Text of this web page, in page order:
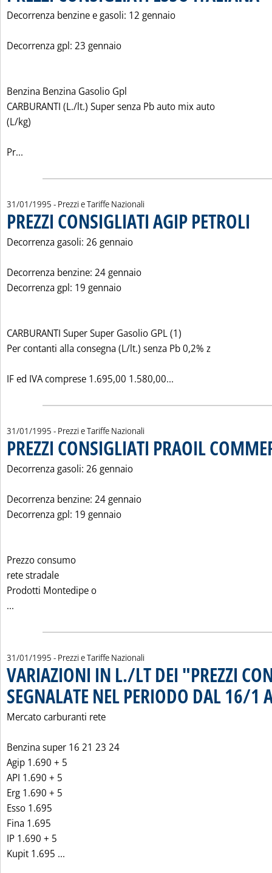
Decorrenza benzine e gasoli: 12 gennaio
Decorrenza gpl: 23 gennaio
Benzina Benzina Gasolio Gpl
CARBURANTI (L./lt.) Super senza Pb auto mix auto
(L/kg)
Pr...
31/01/1995 - Prezzi e Tariffe Nazionali
PREZZI CONSIGLIATI AGIP PETROLI
Decorrenza gasoli: 26 gennaio
Decorrenza benzine: 24 gennaio
Decorrenza gpl: 19 gennaio
CARBURANTI Super Super Gasolio GPL (1)
Per contanti alla consegna (L/lt.) senza Pb 0,2% z
IF ed IVA comprese 1.695,00 1.580,00...
31/01/1995 - Prezzi e Tariffe Nazionali
PREZZI CONSIGLIATI PRAOIL
Decorrenza gasoli: 26 gennaio
Decorrenza benzine: 24 gennaio
Decorrenza gpl: 19 gennaio
Prezzo consumo
rete stradale
Prodotti Montedipe o
...
31/01/1995 - Prezzi e Tariffe Nazionali
VARIAZIONI IN L./LT DEI "PREZZI
SEGNALATE NEL PERIODO DAL 16/1
Mercato carburanti rete
Benzina super 16 21 23 24
Agip 1.690 + 5
API 1.690 + 5
Erg 1.690 + 5
Esso 1.695
Fina 1.695
IP 1.690 + 5
Kupit 1.695 ...